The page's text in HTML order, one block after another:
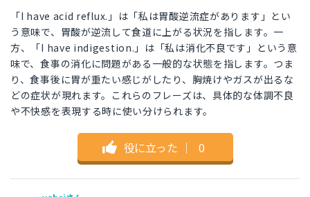
「I have acid reflux.」は「私は胃酸逆流症があります」とい
う意味で、胃酸が逆流して食道に上がる状況を指します。一
方、「I have indigestion.」は「私は消化不良です」という意
味で、食事の消化に問題がある一般的な状態を指します。つま
り、食事後に胃が重たい感じがしたり、胸焼けやガスが出るな
どの症状が現れます。これらのフレーズは、具体的な体調不良
や不快感を表現する時に使い分けられます。
役に立った ｜ 0